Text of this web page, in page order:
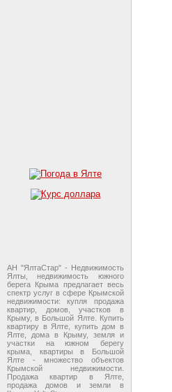
АН "ЯлтаСтар" - Недвижимость
Ялты, недвижимость южного
берега Крыма предлагает весь
спектр услуг в сфере Крымской
недвижимости: купля продажа
квартир, домов, участков в
Крыму, в Большой Ялте. Купить
квартиру в Ялте, купить дом в
Ялте, дома в Крыму, земля и
участки на южном берегу
крыма, квартиры в Большой
Ялте - множество объектов
Крымской недвижимости.
Продажа квартир в Ялте,
продажа домов и земли в